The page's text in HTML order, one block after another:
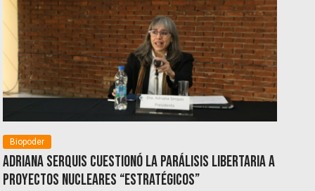
Biopoder
Adriana Serquis cuestionó la parálisis libertaria a
proyectos nucleares “estratégicos”